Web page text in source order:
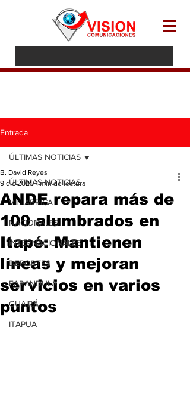
Entrada
ÚLTIMAS NOTICIAS
VILLARRICA
NACIONALES
INTERNACIONALES
DEPORTES
FARANDULA
GUAIRÁ
ITAPUA
ÚLTIMAS NOTICIAS
ANDE repara más de
100 alumbrados en
Itapé: Mantienen
líneas y mejoran
servicios en varios
puntos
B. David Reyes
9 dic 2025 1 min de lectura